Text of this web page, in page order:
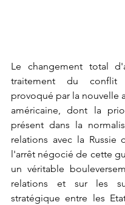
Le changement total
traitement du conflit
provoqué par la nouvelle
américaine, dont la
présent dans la
relations avec la Russie
l'arrêt négocié de cette
un véritable
relations et sur les
stratégique entre les